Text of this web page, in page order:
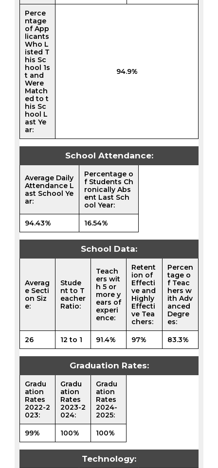
Perce
ntage
of App
licants
Who L
isted T
his Sc
hool 1s
t and
Were
Match
ed to t
his Sc
hool L
ast Ye
ar:
94.9%
School Attendance:
Average Daily
Attendance L
ast School Ye
ar:
Percentage o
f Students Ch
ronically Abs
ent Last Sch
ool Year:
94.43% 16.54%
School Data:
Averag
e Secti
on Siz
e:
Stude
nt to T
eacher
Ratio:
Teach
ers wit
h 5 or
more y
ears of
experi
ence:
Retent
ion of
Effecti
ve and
Highly
Effecti
ve Tea
chers:
Percen
tage o
f Teac
hers w
ith Adv
anced
Degre
es:
26 12 to 1 91.4% 97% 83.3%
Graduation Rates:
Gradu
ation
Rates
2022-2
023:
Gradu
ation
Rates
2023-2
024:
Gradu
ation
Rates
2024-
2025:
99% 100% 100%
Technology: